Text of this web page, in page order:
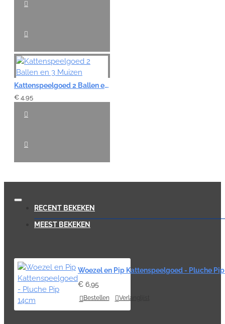
Kattenspeelgoed 2 Ballen en 3 Muizen
€ 4,95
RECENT BEKEKEN
MEEST BEKEKEN
Woezel en Pip Kattenspeelgoed - Pluche
€ 6,95
Bestellen Verlanglijst